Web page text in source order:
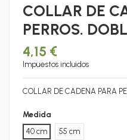
COLLAR DE
PERROS.
4,15 €
Impuestos incluidos
COLLAR DE CADENA PARA
Medida
40 cm
55 cm